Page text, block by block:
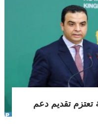
تعتزم تقديم دعم